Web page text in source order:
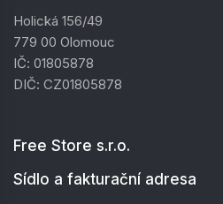
Holická 156/49
779 00 Olomouc
IČ: 01805878
DIČ: CZ01805878
Free Store s.r.o.
Sídlo a fakturační adresa